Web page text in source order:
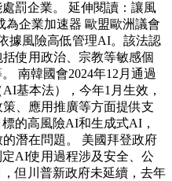
罰企業。 延伸閱讀：讓風
企業加速器 歐盟歐洲議會
據風險高低管理AI。該法認
使用政治、宗教等敏感個
南韓國會2024年12月通過
基本法），今年1月生效，
、應用推廣等方面提供支
的高風險AI和生成式AI，
潛在問題。 美國拜登政府
AI使用過程涉及安全、公
但川普新政府未延續，去年